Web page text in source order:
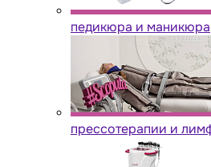
педикюра и маникюра
прессотерапии и